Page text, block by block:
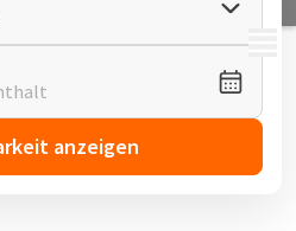
MENÜ
anzeigen